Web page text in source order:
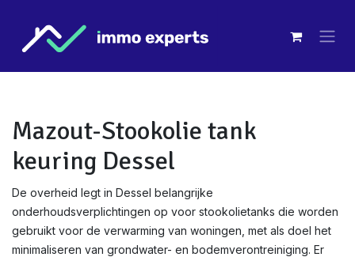
Mazout-Stookolie tank
keuring Dessel
De overheid legt in Dessel belangrijke
onderhoudsverplichtingen op voor stookolietanks die worden
gebruikt voor de verwarming van woningen, met als doel het
minimaliseren van grondwater- en bodemverontreiniging. Er